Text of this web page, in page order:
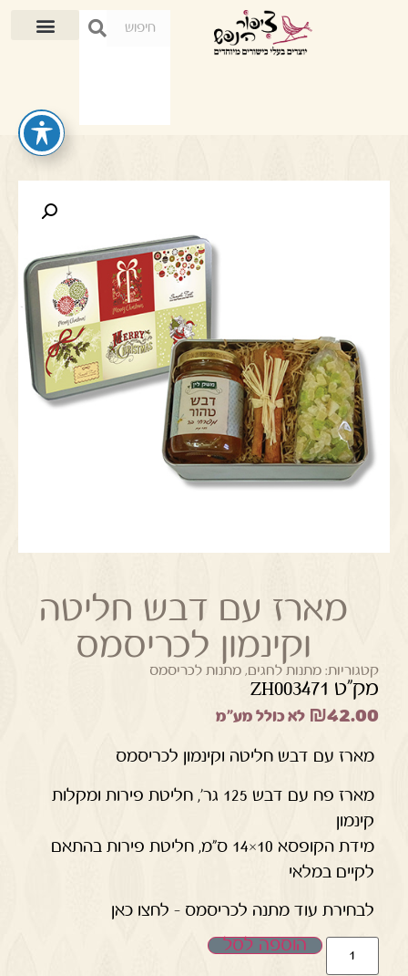
מארז עם דבש חליטה
וקינמון לכריסמס
קטגוריות: מתנות לחגים,מתנות לכריסמס
מק"ט ZH003471
₪42.00 לא כולל מע"מ
מארז עם דבש חליטה וקינמון לכריסמס
מארז פח עם דבש 125 גר', חליטת פירות ומקלות
קינמון
מידת הקופסא 10×14 ס"מ, חליטת פירות בהתאם
לקיים במלאי
לבחירת עוד מתנה לכריסמס – לחצו כאן
הוספה לסל